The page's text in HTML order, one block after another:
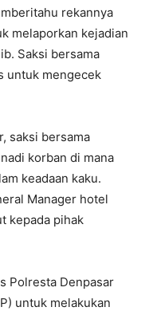
rekannya
melaporkan kejadian
Saksi bersama
untuk mengecek
saksi bersama
korban di mana
keadaan kaku.
Manager hotel
kepada pihak
Polresta Denpasar
untuk melakukan